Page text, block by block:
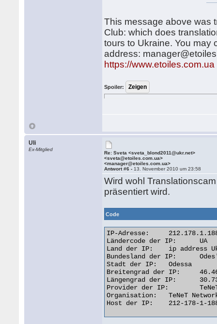
This message above was
Club: which does
tours to Ukraine. You may
address:
https://www.etoiles.com.ua
Spoiler:
Uli
Ex-Mitglied
Re: Sveta <sveta_blond2011@ukr.net>
<sveta@etoiles.com.ua>
<manager@etoiles.com.ua>
Antwort #6 - 13. November 2010 um 23:58
Wird wohl
präsentiert wird.
Code
IP-Adresse: 	212.178.1.188
Ländercode der IP: 	UA
Land der IP: 	ip address Ukraine
Bundesland der IP: 	Odes'ka Oblast'
Stadt der IP: 	Odessa
Breitengrad der IP: 	46.4667
Längengrad der IP: 	30.7333
Provider der IP: 	TeNeT Networking Centre
Organisation: 	TeNeT Networking Centre
Host der IP: 	212-178-1-188.broadband.tenet.odessa.ua